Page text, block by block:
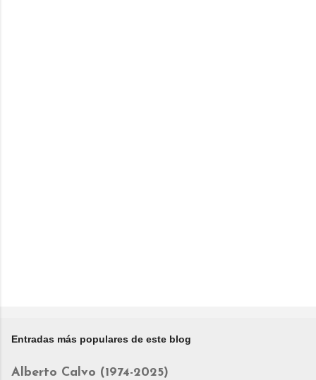
Entradas más populares de este blog
Alberto Calvo (1974-2025)